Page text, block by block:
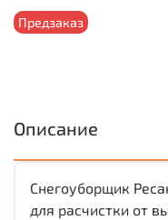
Предзаказ
Описание
Снегоуборщик
для расчистки от